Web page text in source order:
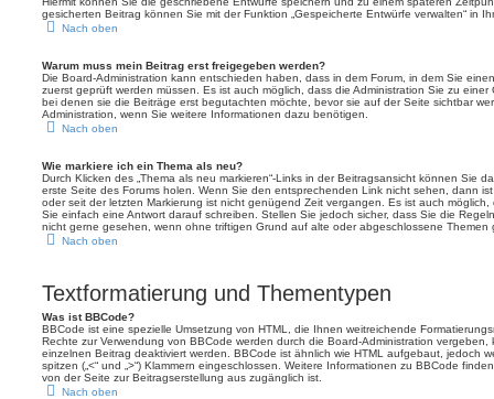
gesicherten Beitrag können Sie mit der Funktion „Gespeicherte Entwürfe verwalten“ in
Nach oben
Warum muss mein Beitrag erst freigegeben werden?
Die Board-Administration kann entschieden haben, dass in dem Forum, in dem Sie
zuerst geprüft werden müssen. Es ist auch möglich, dass die Administration Sie zu
bei denen sie die Beiträge erst begutachten möchte, bevor sie auf der Seite sichtbar
Administration, wenn Sie weitere Informationen dazu benötigen.
Nach oben
Wie markiere ich ein Thema als neu?
Durch Klicken des „Thema als neu markieren“-Links in der Beitragsansicht können Sie
erste Seite des Forums holen. Wenn Sie den entsprechenden Link nicht sehen, dann
oder seit der letzten Markierung ist nicht genügend Zeit vergangen. Es ist auch
Sie einfach eine Antwort darauf schreiben. Stellen Sie jedoch sicher, dass Sie die
nicht gerne gesehen, wenn ohne triftigen Grund auf alte oder abgeschlossene Themen
Nach oben
Textformatierung und Thementypen
Was ist BBCode?
BBCode ist eine spezielle Umsetzung von HTML, die Ihnen weitreichende
Rechte zur Verwendung von BBCode werden durch die Board-Administration
einzelnen Beitrag deaktiviert werden. BBCode ist ähnlich wie HTML aufgebaut, jedoch
spitzen („<“ und „>“) Klammern eingeschlossen. Weitere Informationen zu BBCode
von der Seite zur Beitragserstellung aus zugänglich ist.
Nach oben